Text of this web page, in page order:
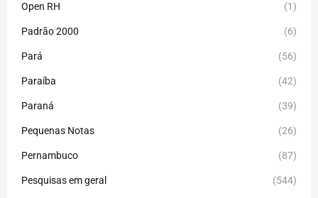
Open RH (1)
Padrão 2000 (6)
Pará (56)
Paraíba (42)
Paraná (39)
Pequenas Notas (26)
Pernambuco (87)
Pesquisas em geral (544)